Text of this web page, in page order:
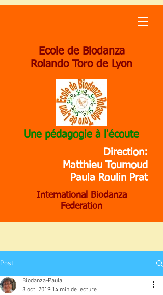
Ecole de Biodanza
Rolando Toro de Lyon
Une pédagogie à l'écoute
Direction:
Matthieu Tournoud
Paula Roulin Prat
International Biodanza
Federation
Post
Biodanza-Paula
8 oct. 2019 14 min de lecture